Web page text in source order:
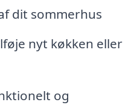
dit sommerhus
nyt køkken eller
og